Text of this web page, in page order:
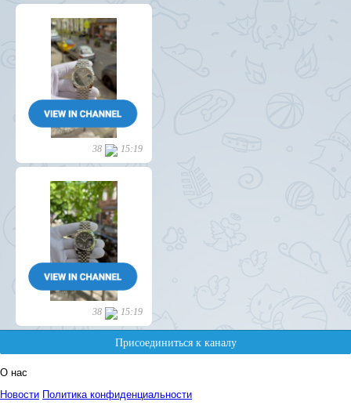
О нас
Новости Политика конфиденциальности